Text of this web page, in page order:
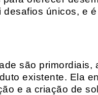
únicos, e
são primordiais,
existente. Ela
e a criação de